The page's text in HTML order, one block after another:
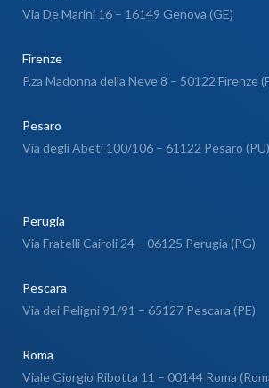
Via De Marini 16 – 16149 Genova (GE)
Firenze
P.za Madonna della Neve 8 – 50122 Firenze
Pesaro
Via degli Abeti 100/106 – 61122 Pesaro (PU)
Perugia
Via Fratelli Cairoli 24 – 06125 Perugia (PG)
Pescara
Via dei Peligni 91/91 – 65127 Pescara (PE)
Roma
Viale Giorgio Ribotta 11 – 00144 Roma